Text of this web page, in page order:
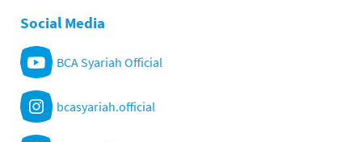
Social Media
BCA Syariah Official
bcasyariah.official